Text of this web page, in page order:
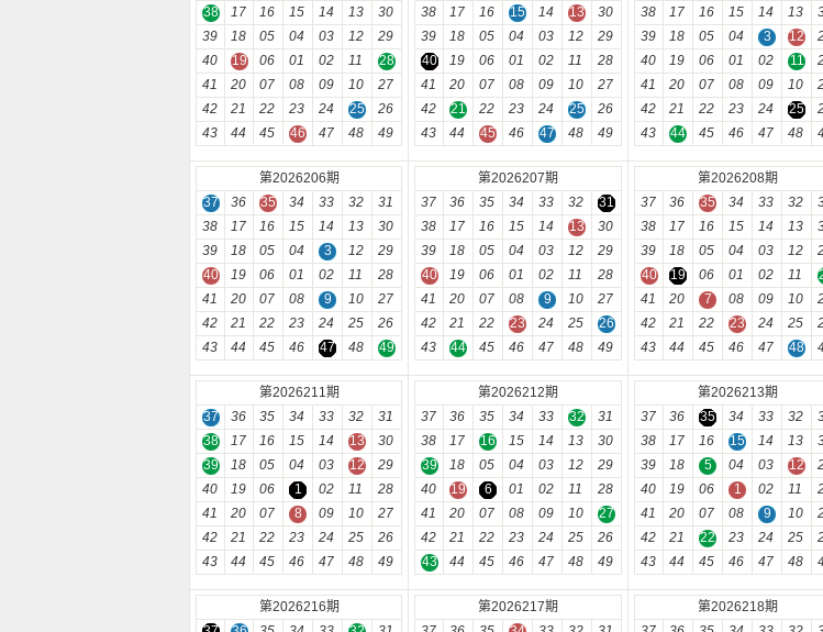
38
17 16 15 14 13
30
39
18 05 04 03 12
29
40
19 06 01 02 11
28
41
20 07 08 09 10
27
42
21 22 23 24 25
26
43
44 45 46 47 48 49
38
17 16 15 14 13
30
39
18 05 04 03 12
29
40
19 06 01 02 11
28
41
20 07 08 09 10
27
42
21 22 23 24 25
26
43
44 45 46 47 48 49
38
17 16 15 14 13
39
18 05 04 3 12
40
19 06 01 02 11
41
20 07 08 09 10
42
21 22 23 24 25
43
44 45 46 47 48
第2026206期
37
36 35 34 33 32
31
38
17 16 15 14 13
30
39
18 05 04 3 12
29
40
19 06 01 02 11
28
41
20 07 08 9 10
27
42
21 22 23 24 25
26
43
44 45 46 47 48 49
第2026207期
37
36 35 34 33 32
31
38
17 16 15 14 13
30
39
18 05 04 03 12
29
40
19 06 01 02 11
28
41
20 07 08 9 10
27
42
21 22 23 24 25
26
43
44 45 46 47 48 49
第2026208期
37
36 35 34 33 32
38
17 16 15 14 13
39
18 05 04 03 12
40
19 06 01 02 11
41
20 7 08 09 10
42
21 22 23 24 25
43
44 45 46 47 48
第2026211期
37
36 35 34 33 32
31
38
17 16 15 14 13
30
39
18 05 04 03 12
29
40
19 06 1 02 11
28
41
20 07 8 09 10
27
42
21 22 23 24 25
26
43
44 45 46 47 48 49
第2026212期
37
36 35 34 33 32
31
38
17 16 15 14 13
30
39
18 05 04 03 12
29
40
19 6 01 02 11
28
41
20 07 08 09 10
27
42
21 22 23 24 25
26
43
44 45 46 47 48 49
第2026213期
37
36 35 34 33 32
38
17 16 15 14 13
39
18 5 04 03 12
40
19 06 1 02 11
41
20 07 08 9 10
42
21 22 23 24 25
43
44 45 46 47 48
第2026216期
第2026217期
第2026218期